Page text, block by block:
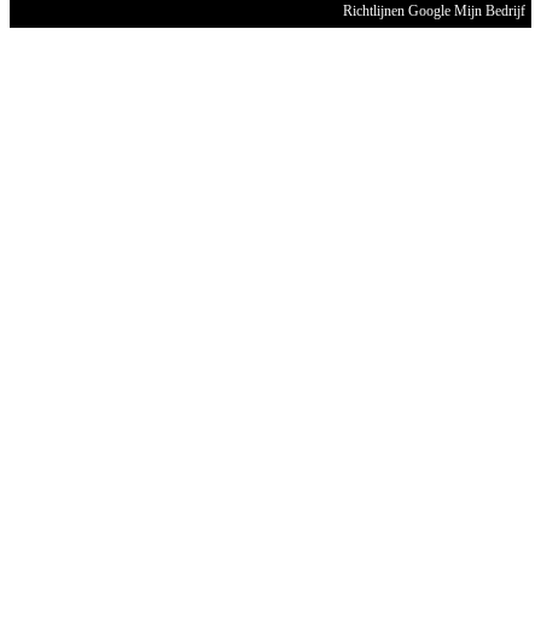
Richtlijnen Google Mijn Bedrijf